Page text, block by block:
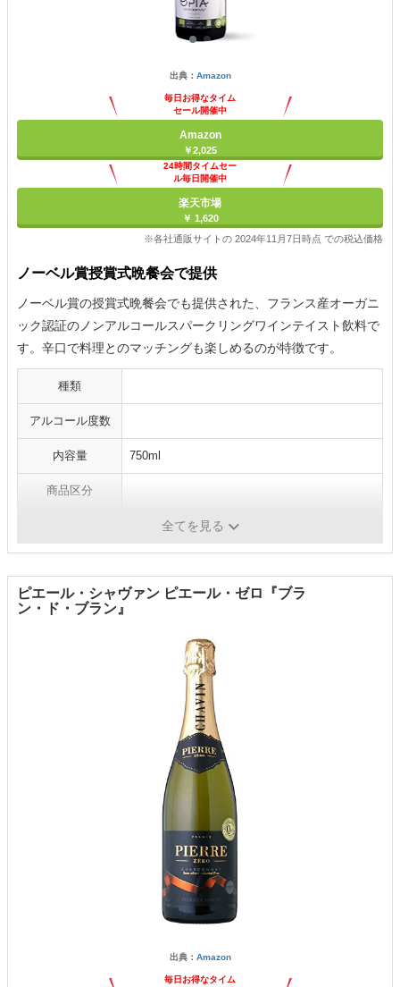
出典： Amazon
毎日お得なタイム
セール開催中
Amazon
￥2,025
24時間タイムセー
ル毎日開催中
楽天市場
￥ 1,620
※各社通販サイトの 2024年11月7日時点 での税込価格
ノーベル賞授賞式晩餐会で提供
ノーベル賞の授賞式晩餐会でも提供された、フランス産オーガニ
ック認証のノンアルコールスパークリングワインテイスト飲料で
す。辛口で料理とのマッチングも楽しめるのが特徴です。
種類
アルコール度数
内容量 750ml
商品区分
フランス全てを見る
ピエール・シャヴァン ピエール・ゼロ『ブラ
ン・ド・ブラン』
出典： Amazon
毎日お得なタイム